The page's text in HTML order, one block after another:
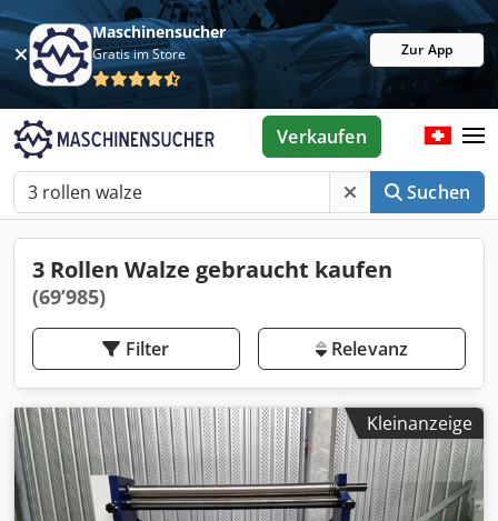
Maschinensucher
Gratis im Store Zur App
Suchen
Verkaufen
3 Rollen Walze gebraucht kaufen
(69’985)
Filter Relevanz
Kleinanzeige